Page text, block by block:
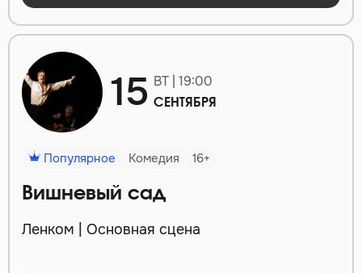
15 ВТ | 19:00
СЕНТЯБРЯ
Популярное Комедия 16+
Вишневый сад
Ленком | Основная сцена